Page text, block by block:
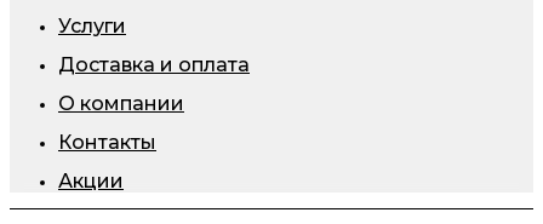
Услуги
Доставка и оплата
О компании
Контакты
Акции